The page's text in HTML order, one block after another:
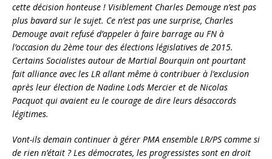
cette décision honteuse ! Visiblement Charles Demouge n’est pas
plus bavard sur le sujet. Ce n’est pas une surprise, Charles
Demouge avait refusé d’appeler à faire barrage au FN à
l’occasion du 2ème tour des élections législatives de 2015.
Certains Socialistes autour de Martial Bourquin ont pourtant
fait alliance avec les LR allant même à contribuer à l’exclusion
après leur élection de Nadine Lods Mercier et de Nicolas
Pacquot qui avaient eu le courage de dire leurs désaccords
légitimes.
Vont-ils demain continuer à gérer PMA ensemble LR/PS comme si
de rien n’était ? Les démocrates, les progressistes sont en droit